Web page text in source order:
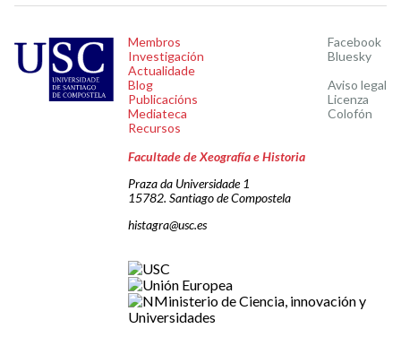
Membros
Investigación
Actualidade
Blog
Publicacións
Mediateca
Recursos
Facebook
Bluesky
Aviso legal
Licenza
Colofón
Facultade de Xeografía e Historia
Praza da Universidade 1
15782. Santiago de Compostela
histagra@usc.es